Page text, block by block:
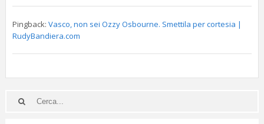
Pingback: Vasco, non sei Ozzy Osbourne. Smettila per cortesia |
RudyBandiera.com